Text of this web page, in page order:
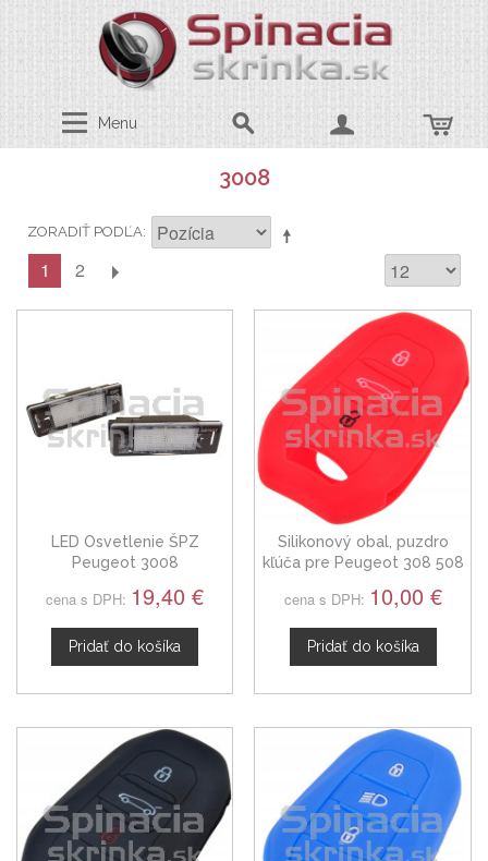
Menu
3008
ZORADIŤ PODĽA
1 2
LED Osvetlenie ŠPZ
Peugeot 3008
cena s DPH: 19,40 €
Pridať do košíka
Silikonový obal, puzdro
kľúča pre Peugeot 308 508
cena s DPH: 10,00 €
Pridať do košíka